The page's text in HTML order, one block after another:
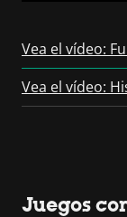
Vea el vídeo:
Vea el vídeo:
Juegos